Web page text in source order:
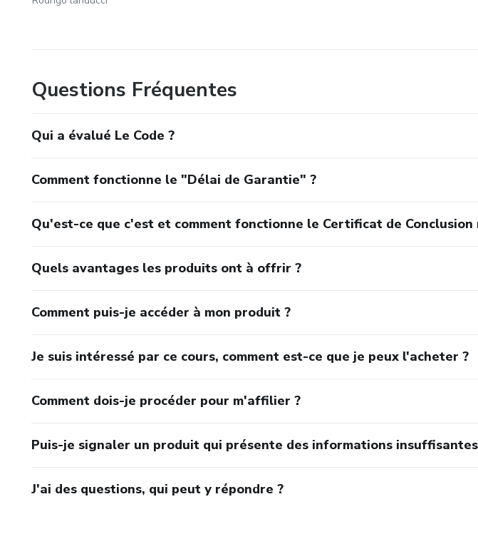
Questions Fréquentes
Qui a évalué Le Code ?
Comment fonctionne le "Délai de Garantie" ?
Qu'est-ce que c'est et comment fonctionne le Certificat de Conclusion
Quels avantages les produits ont à offrir ?
Comment puis-je accéder à mon produit ?
Je suis intéressé par ce cours, comment est-ce que je peux l'acheter ?
Comment dois-je procéder pour m'affilier ?
Puis-je signaler un produit qui présente des informations
J'ai des questions, qui peut y répondre ?